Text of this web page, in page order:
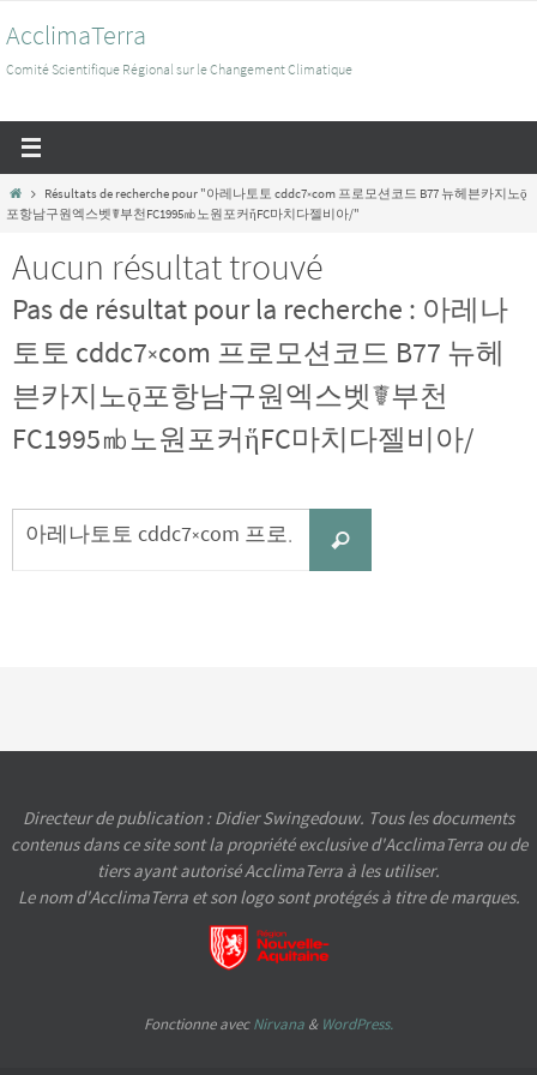
vers
AcclimaTerra
Comité Scientifique Régional sur le Changement Climatique
HomeRésultats de recherche pour "아레나토토 cddc7༝com 프로모션코드 B77 뉴헤븐카지노ǭ
포항남구원엑스벳☤부천FC1995㏔노원포커ἥFC마치다젤비아/"
Aucun résultat trouvé
Pas de résultat pour la recherche : 아레나
토토 cddc7༝com 프로모션코드 B77 뉴헤
븐카지노ǭ포항남구원엑스벳☤부천
FC1995㏔노원포커ἥFC마치다젤비아/
Recherche
Directeur de publication : Didier Swingedouw. Tous les documents
contenus dans ce site sont la propriété exclusive d'AcclimaTerra ou de
tiers ayant autorisé AcclimaTerra à les utiliser.
Le nom d'AcclimaTerra et son logo sont protégés à titre de marques.
Fonctionne avecNirvana & WordPress.